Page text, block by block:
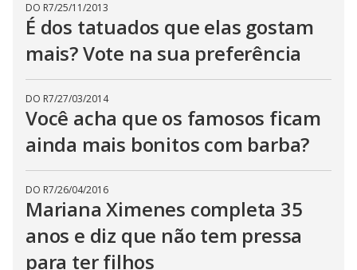
DO R7/25/11/2013
É dos tatuados que elas gostam
mais? Vote na sua preferência
DO R7/27/03/2014
Você acha que os famosos ficam
ainda mais bonitos com barba?
DO R7/26/04/2016
Mariana Ximenes completa 35
anos e diz que não tem pressa
para ter filhos